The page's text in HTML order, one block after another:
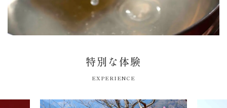
特別な体験
EXPERIENCE